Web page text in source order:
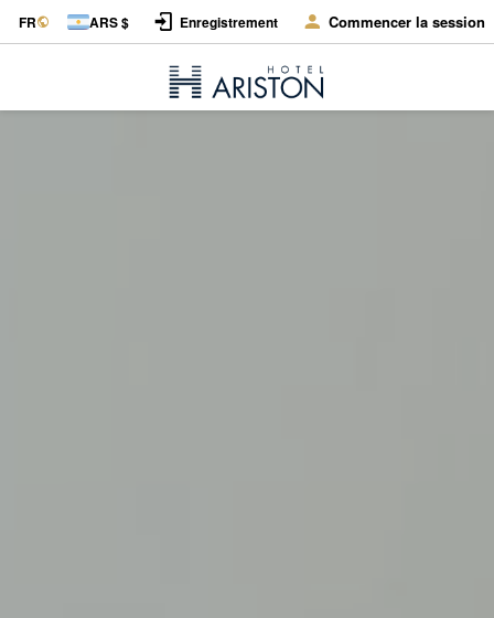
FR ARS $ Enregistrement Commencer la session